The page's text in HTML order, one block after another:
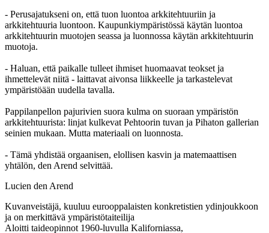
- Perusajatukseni on, että tuon luontoa arkkitehtuuriin ja
arkkitehtuuria luontoon. Kaupunkiympäristössä käytän luontoa
arkkitehtuurin muotojen seassa ja luonnossa käytän arkkitehtuurin
muotoja.
- Haluan, että paikalle tulleet ihmiset huomaavat teokset ja
ihmettelevät niitä - laittavat aivonsa liikkeelle ja tarkastelevat
ympäristöään uudella tavalla.
Pappilanpellon pajurivien suora kulma on suoraan ympäristön
arkkitehtuurista: linjat kulkevat Pehtoorin tuvan ja Pihaton gallerian
seinien mukaan. Mutta materiaali on luonnosta.
- Tämä yhdistää orgaanisen, elollisen kasvin ja matemaattisen
yhtälön, den Arend selvittää.
Lucien den Arend
Kuvanveistäjä, kuuluu eurooppalaisten konkretistien ydinjoukkoon
ja on merkittävä ympäristötaiteilija
Aloitti taideopinnot 1960-luvulla Kaliforniassa,